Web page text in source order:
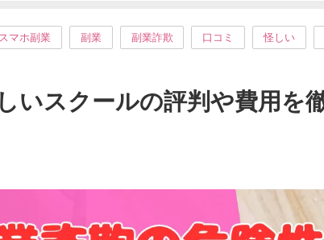
スマホ副業 副業 副業詐欺 口コミ 怪しい
いスクールの評判や費用を